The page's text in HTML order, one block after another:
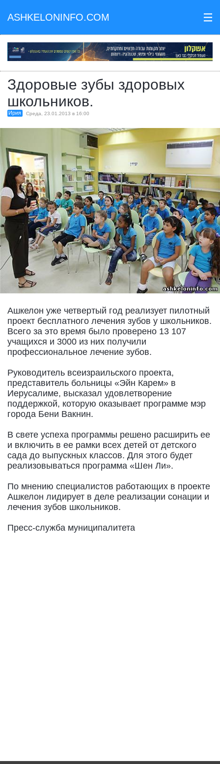
ASHKELONINFO.COM III
Здоровые зубы здоровых
школьников.
Ирия Среда, 23.01.2013 в 16:00
Ашкелон уже четвертый год реализует пилотный
проект бесплатного лечения зубов у школьников.
Всего за это время было проверено 13 107
учащихся и 3000 из них получили
профессиональное лечение зубов.
Руководитель всеизраильского проекта,
представитель больницы «Эйн Карем» в
Иерусалиме, высказал удовлетворение
поддержкой, которую оказывает программе мэр
города Бени Вакнин.
В свете успеха программы решено расширить ее
и включить в ее рамки всех детей от детского
сада до выпускных классов. Для этого будет
реализовываться программа «Шен Ли».
По мнению специалистов работающих в проекте
Ашкелон лидирует в деле реализации сонации и
лечения зубов школьников.
Пресс-служба муниципалитета